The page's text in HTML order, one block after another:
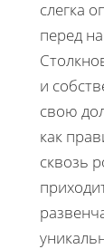
слегка
перед
и
свою
как
сквозь